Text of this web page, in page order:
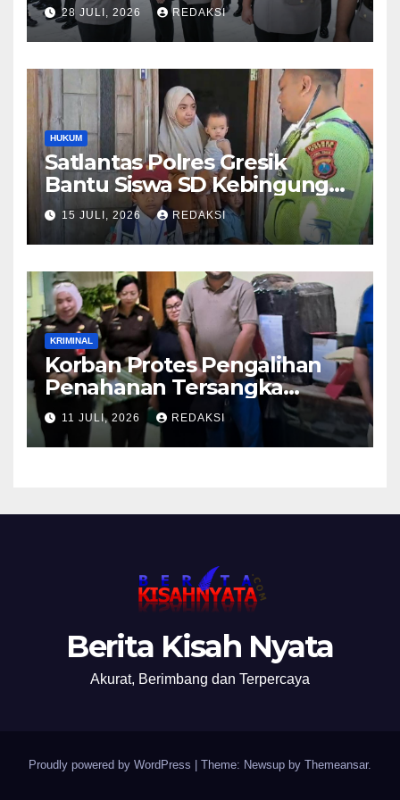
Kepemimpinan dan
Pelayanan Presisi
28 JULI, 2026 REDAKSI
HUKUM
Satlantas Polres Gresik
Bantu Siswa SD Kebingungan
Saat Pulang Sekolah,
Langsung Diantar ke Rumah
Orang Tua Lega
15 JULI, 2026 REDAKSI
KRIMINAL
Korban Protes Pengalihan
Penahanan Tersangka
Pemalsuan Merek Skincare,
Kasi Penkum Kejati Jatim:
Nanti Saya Tegur Jaksanya
11 JULI, 2026 REDAKSI
Berita Kisah Nyata
Akurat, Berimbang dan Terpercaya
Proudly powered by WordPress | Theme: Newsup by Themeansar.